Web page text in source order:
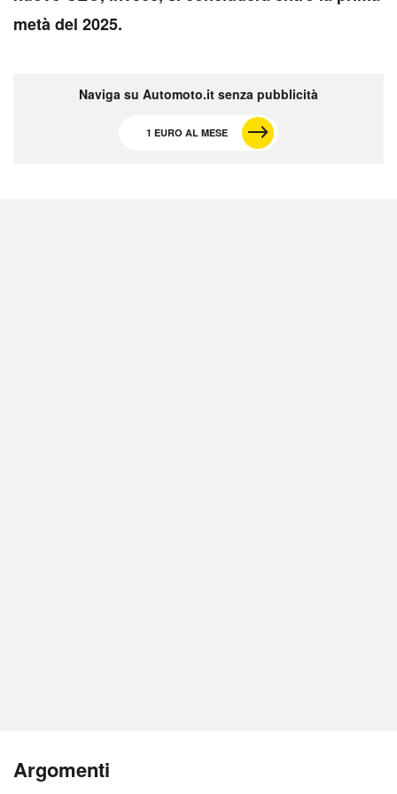
metà del 2025.
Naviga su Automoto.it senza pubblicità
1 EURO AL MESE
Argomenti